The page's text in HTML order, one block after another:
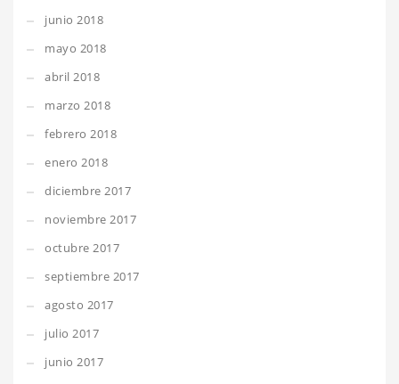
junio 2018
mayo 2018
abril 2018
marzo 2018
febrero 2018
enero 2018
diciembre 2017
noviembre 2017
octubre 2017
septiembre 2017
agosto 2017
julio 2017
junio 2017